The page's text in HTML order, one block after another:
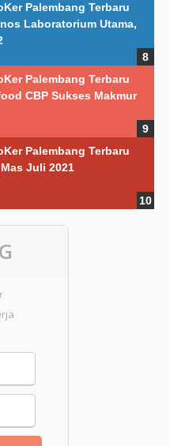
Palembang Terbaru
Laboratorium Utama,
Palembang Terbaru
CBP Sukses Makmur
Palembang Terbaru
Juli 2021